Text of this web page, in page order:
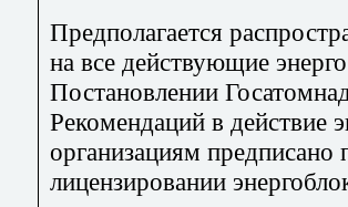
Предполагается
на все действующие
Постановлении
Рекомендаций в действие
организациям предписано
лицензировании